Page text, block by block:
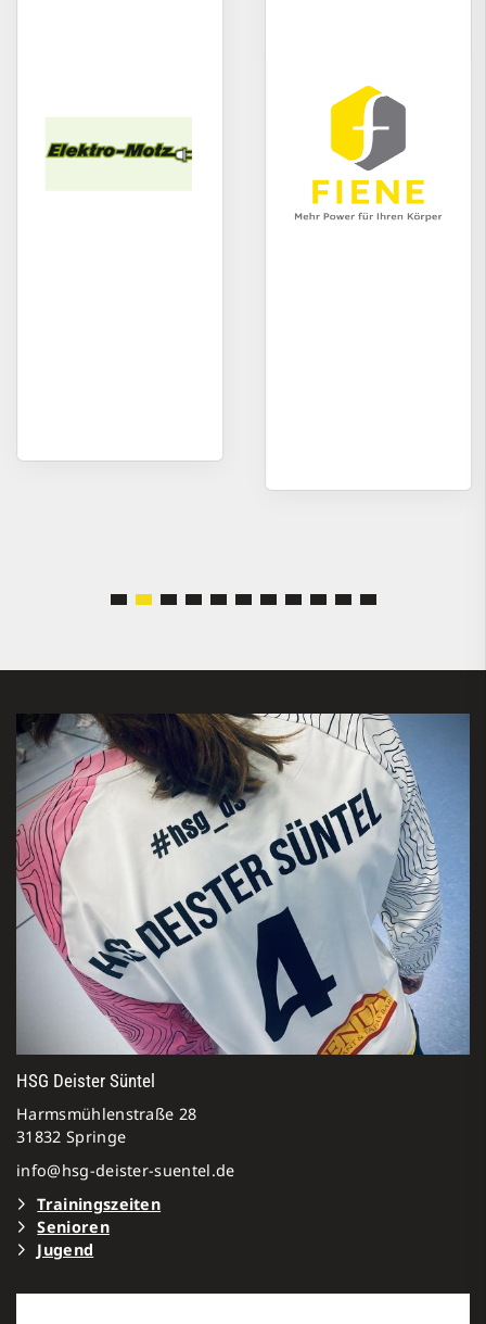
HSG Deister Süntel
Harmsmühlenstraße 28
31832 Springe
info@hsg-deister-suentel.de
Trainingszeiten
Senioren
Jugend